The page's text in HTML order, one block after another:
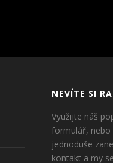
NEVÍTE SI
Využijte náš
formulář, nebo
jednoduše
kontakt a my